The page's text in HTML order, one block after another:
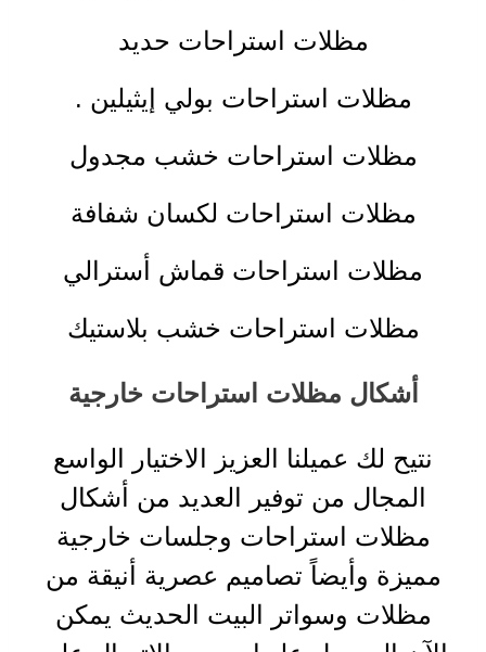
مظلات استراحات حديد
مظلات استراحات بولي إيثيلين .
مظلات استراحات خشب مجدول
مظلات استراحات لكسان شفافة
مظلات استراحات قماش أسترالي
مظلات استراحات خشب بلاستيك
أشكال مظلات استراحات خارجية
نتيح لك عميلنا العزيز الاختيار الواسع
المجال من توفير العديد من أشكال
مظلات استراحات وجلسات خارجية
مميزة وأيضاً تصاميم عصرية أنيقة من
مظلات وسواتر البيت الحديث يمكن